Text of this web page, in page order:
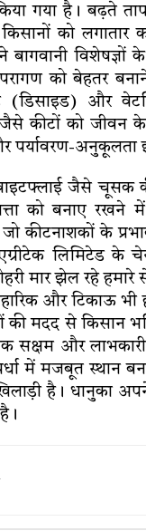
गया है। बढ़ते
को लगातार
विशेषज्ञों
को बेहतर
(डिसाइड) और
कीटों को जीवन
पर्यावरण-अनुकूलता
जैसे चूसक
को बनाए रखने
जो कीटनाशकों के
एग्रीटेक लिमिटेड
मार झेल रहे
और टिकाऊ भी
की मदद से किसान
सक्षम और
में मजबूत
है।